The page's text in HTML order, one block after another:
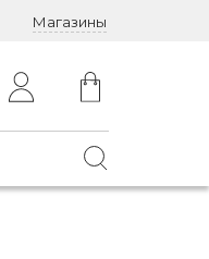
Магазины